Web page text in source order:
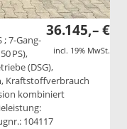
36.145,– €
incl. 19% MwSt.
; 7-Gang-
PS),
(DSG),
Kraftstoffverbrauch
kombiniert
104117